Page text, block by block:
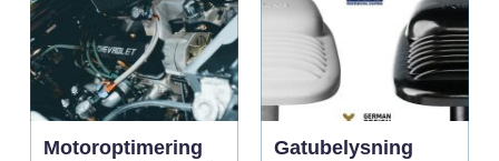
Motoroptimering
Gatubelysning